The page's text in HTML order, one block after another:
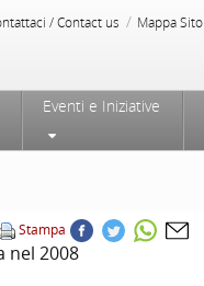
/ Contact us / Mappa Sito
Eventi e Iniziative
Stampa
nel 2008